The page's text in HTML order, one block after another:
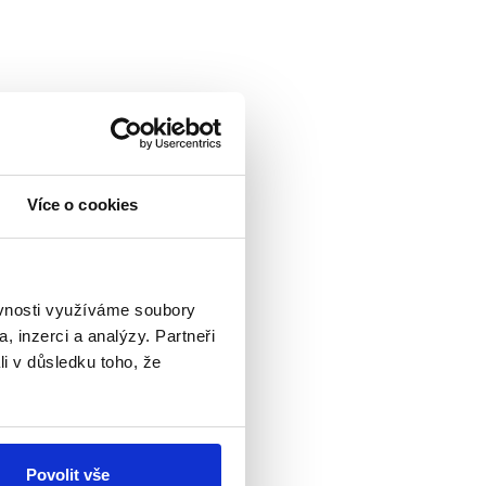
Více o cookies
využíváme soubory
inzerci a analýzy. Partneři
v důsledku toho, že
Povolit vše
v určitých státech
volbu poštou
začaly
Markéty
manipulaci